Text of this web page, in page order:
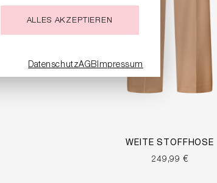
WEITE STOFFHOSE
249,99 €
ALLES AKZEPTIEREN
DatenschutzAGBImpressum